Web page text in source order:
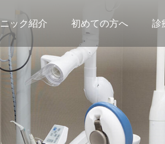
ック紹介 初めての方へ 診